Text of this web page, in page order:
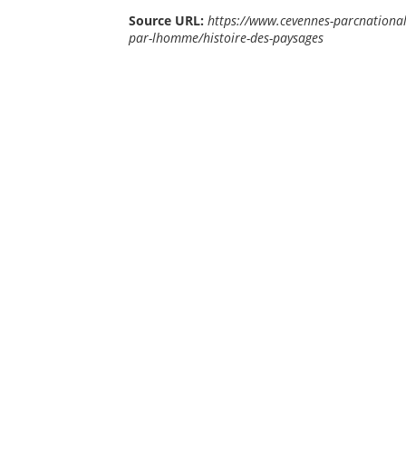
Source URL: https://www.cevennes-
par-lhomme/histoire-des-paysages